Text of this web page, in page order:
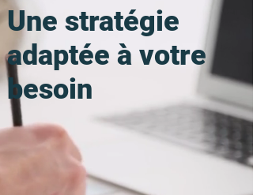
Une stratégie
adaptée à votre
besoin